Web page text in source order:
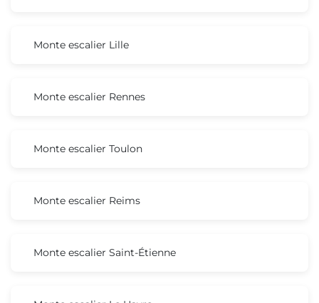
Monte escalier Lille
Monte escalier Rennes
Monte escalier Toulon
Monte escalier Reims
Monte escalier Saint-Étienne